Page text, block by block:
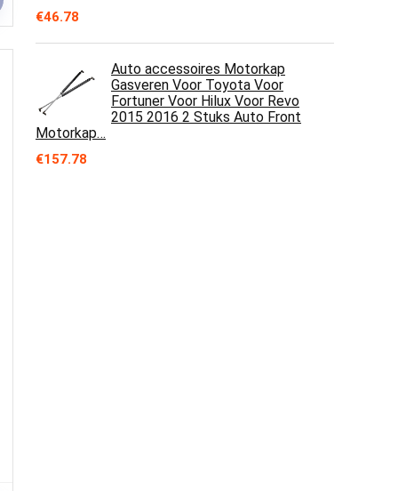
€46.78
Auto accessoires Motorkap
Gasveren Voor Toyota Voor
Fortuner Voor Hilux Voor Revo
2015 2016 2 Stuks Auto Front
Motorkap…
€157.78